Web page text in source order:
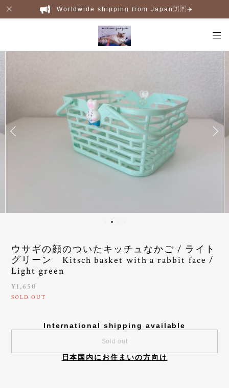
Worldwide shipping from Japan🇯🇵✈️
ウサギの顔のついたキッチュなかご / ライト
グリーン Kitsch basket with a rabbit face /
Light green
¥1,650
SOLD OUT
International shipping available
Sold out
日本国内にお住まいの方向け